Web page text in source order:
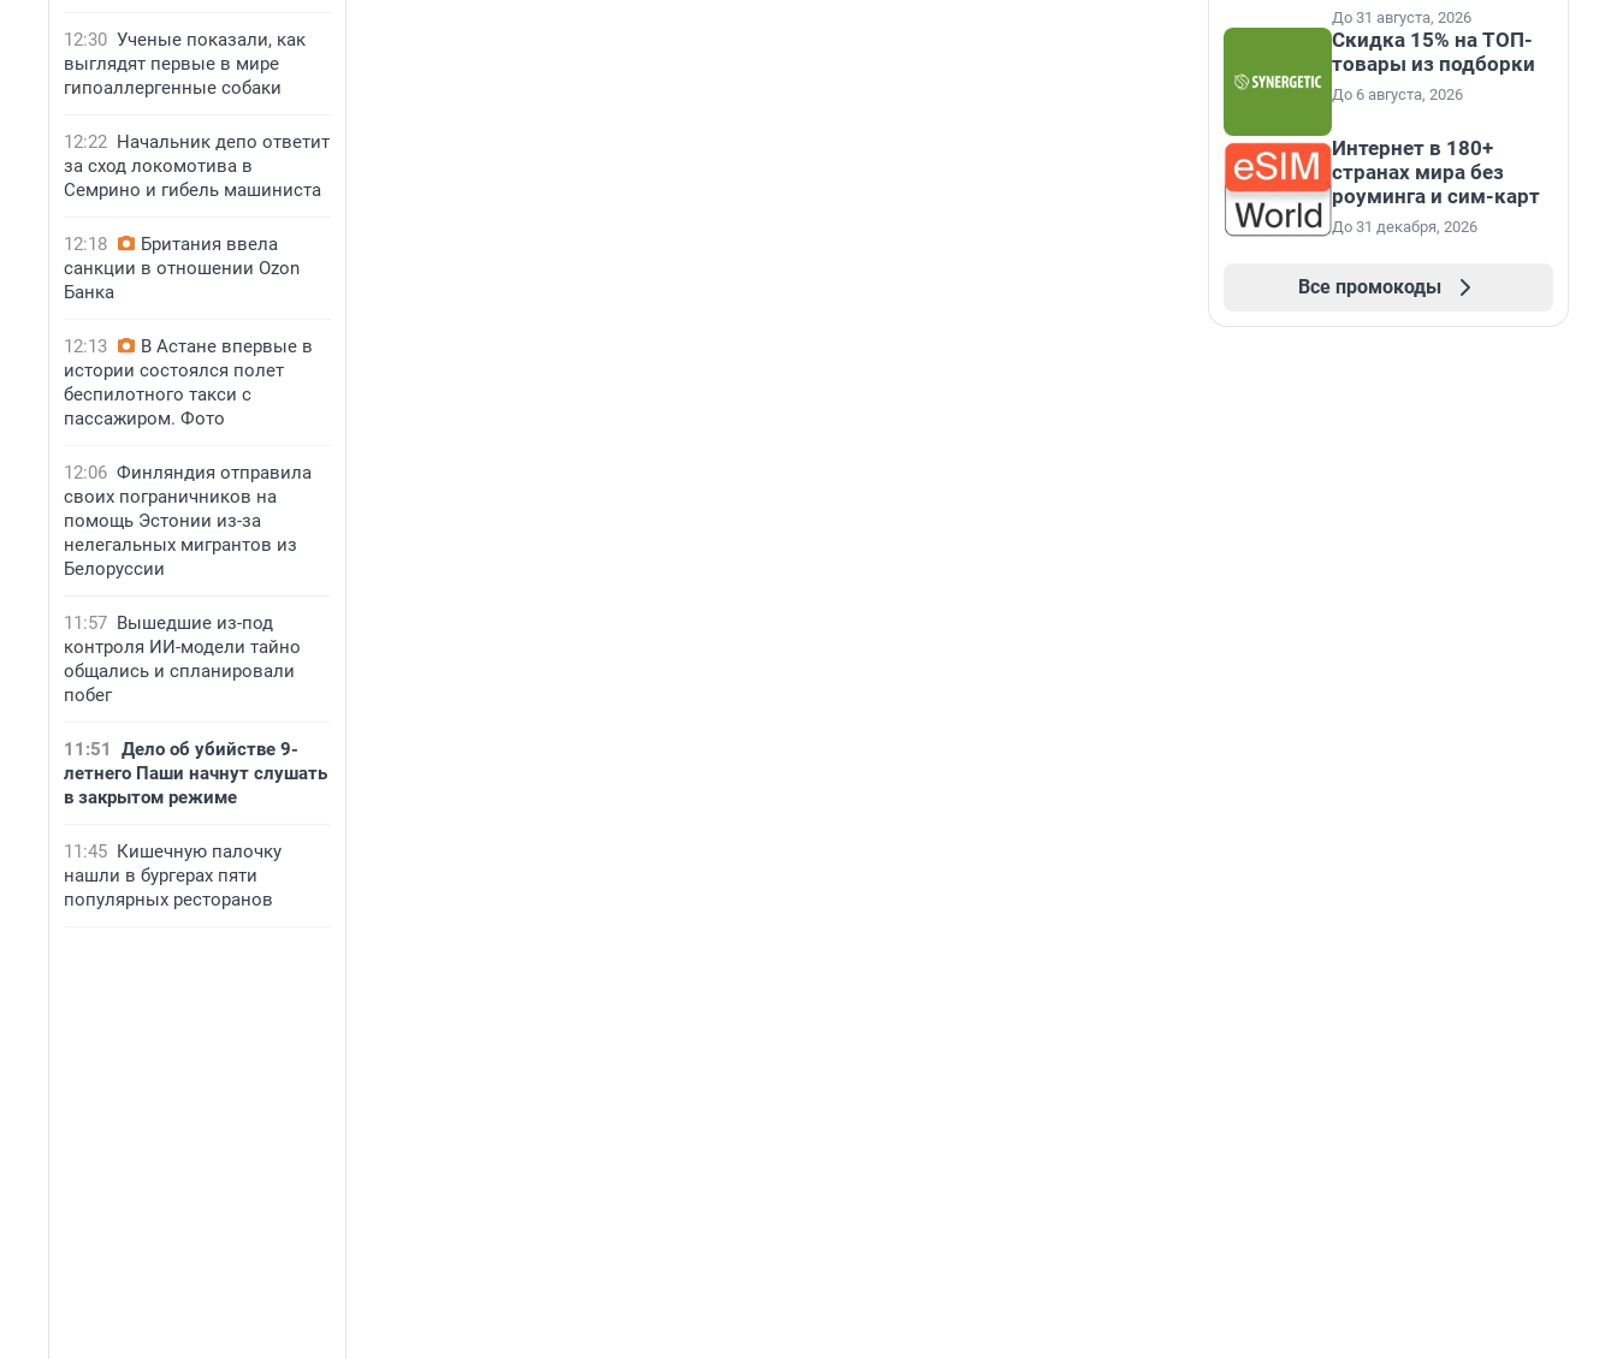
12:30 Ученые показали, как
выглядят первые в мире
гипоаллергенные собаки
12:22 Начальник депо ответит
за сход локомотива в
Семрино и гибель машиниста
12:18
Британия ввела
санкции в отношении Ozon
Банка
12:13
В Астане впервые в
истории состоялся полет
беспилотного такси с
пассажиром. Фото
12:06 Финляндия отправила
своих пограничников на
помощь Эстонии из-за
нелегальных мигрантов из
Белоруссии
11:57 Вышедшие из-под
контроля ИИ-модели тайно
общались и спланировали
побег
11:51
Дело об убийстве 9-
летнего Паши начнут слушать
в закрытом режиме
11:45 Кишечную палочку
нашли в бургерах пяти
популярных ресторанов
До 31 августа, 2026
Скидка 15% на ТОП-
товары из подборки
До 6 августа, 2026
Интернет в 180+
странах мира без
роуминга и сим-карт
До 31 декабря, 2026
Все промокоды